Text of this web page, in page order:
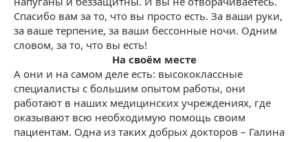
Спасибо вам за то, что вы просто есть. За ваши руки,
за ваше терпение, за ваши бессонные ночи. Одним
словом, за то, что вы есть!
На своём месте
А они и на самом деле есть: высококлассные
специалисты с большим опытом работы, они
работают в наших медицинских учреждениях, где
оказывают всю необходимую помощь своим
пациентам. Одна из таких добрых докторов – Галина